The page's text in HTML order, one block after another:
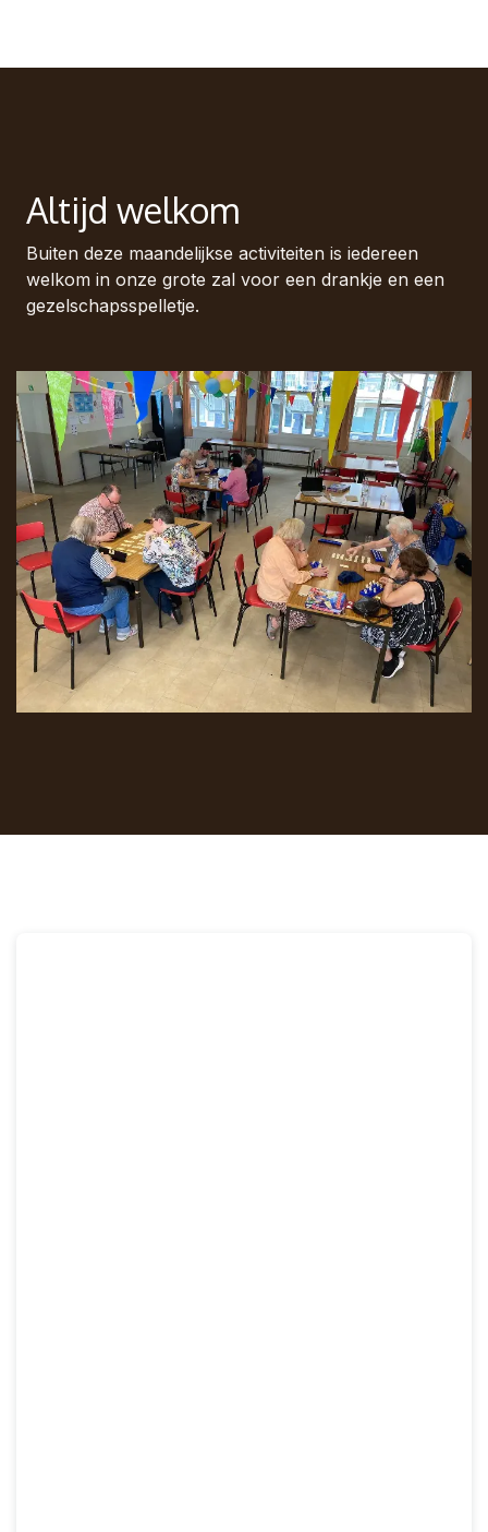
Altijd welkom
Buiten deze maandelijkse activiteiten is iedereen
welkom in onze grote zal voor een drankje en een
gezelschapsspelletje.